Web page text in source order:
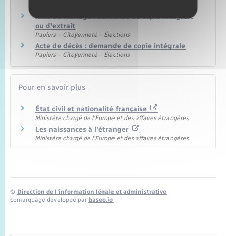
Acte de mariage : demande de copie intégrale
ou d'extrait
Papiers – Citoyenneté – Élections
Acte de décès : demande de copie intégrale
Papiers – Citoyenneté – Élections
Pour en savoir plus
État civil et nationalité française
Ministère chargé de l'Europe et des affaires étrangères
Les naissances à l'étranger
Ministère chargé de l'Europe et des affaires étrangères
© Direction de l’information légale et administrative
comarquage developpé par baseo.io